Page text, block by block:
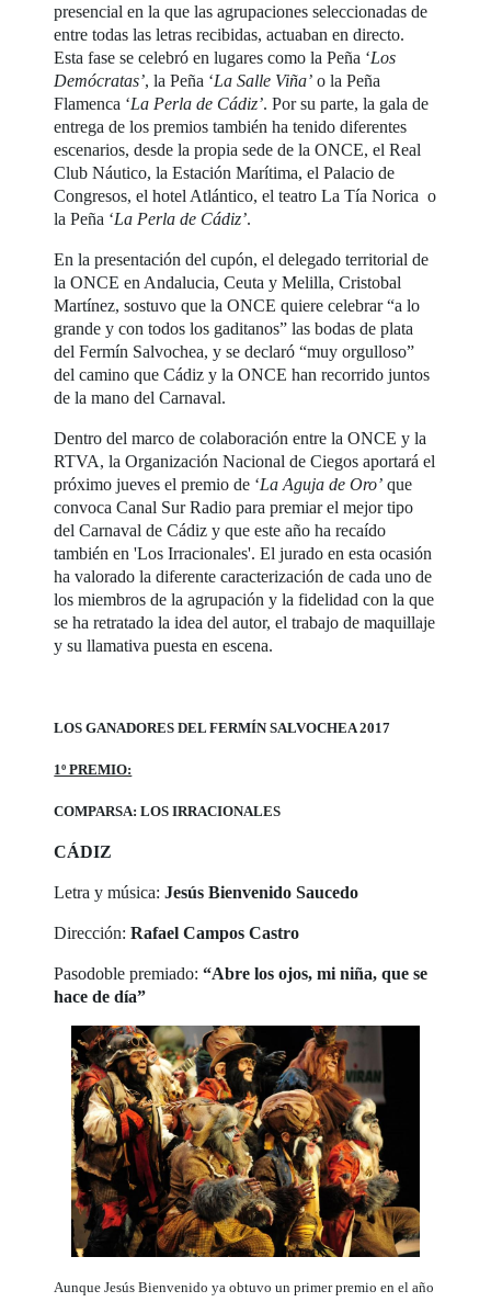
presencial en la que las agrupaciones seleccionadas de
entre todas las letras recibidas, actuaban en directo.
Esta fase se celebró en lugares como la Peña ‘Los
Demócratas’, la Peña ‘La Salle Viña’ o la Peña
Flamenca ‘La Perla de Cádiz’. Por su parte, la gala de
entrega de los premios también ha tenido diferentes
escenarios, desde la propia sede de la ONCE, el Real
Club Náutico, la Estación Marítima, el Palacio de
Congresos, el hotel Atlántico, el teatro La Tía Norica o
la Peña ‘La Perla de Cádiz’.
En la presentación del cupón, el delegado territorial de
la ONCE en Andalucia, Ceuta y Melilla, Cristobal
Martínez, sostuvo que la ONCE quiere celebrar “a lo
grande y con todos los gaditanos” las bodas de plata
del Fermín Salvochea, y se declaró “muy orgulloso”
del camino que Cádiz y la ONCE han recorrido juntos
de la mano del Carnaval.
Dentro del marco de colaboración entre la ONCE y la
RTVA, la Organización Nacional de Ciegos aportará el
próximo jueves el premio de ‘La Aguja de Oro’ que
convoca Canal Sur Radio para premiar el mejor tipo
del Carnaval de Cádiz y que este año ha recaído
también en 'Los Irracionales'. El jurado en esta ocasión
ha valorado la diferente caracterización de cada uno de
los miembros de la agrupación y la fidelidad con la que
se ha retratado la idea del autor, el trabajo de maquillaje
y su llamativa puesta en escena.
LOS GANADORES DEL FERMÍN SALVOCHEA 2017
1º PREMIO:
COMPARSA: LOS IRRACIONALES
CÁDIZ
Letra y música:Jesús Bienvenido Saucedo
Dirección:Rafael Campos Castro
Pasodoble premiado:“Abre los ojos, mi niña, que se
hace de día”
Aunque Jesús Bienvenido ya obtuvo un primer premio en el año